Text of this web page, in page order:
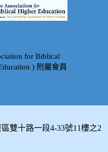
for Biblical
) 附屬會員
雙十路一段4-33號11樓之2